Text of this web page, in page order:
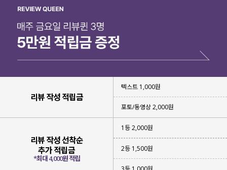
리뷰 작성 적립금
텍스트 1,000원
포토/동영상 2,000원
리뷰 작성 선착순
추가 적립금
*최대 4,000원 적립
1등 2,000원
2등 1,500원